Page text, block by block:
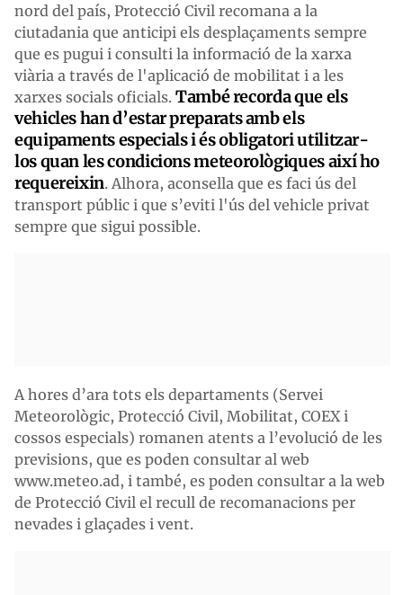
nord del país, Protecció Civil recomana a la
ciutadania que anticipi els desplaçaments sempre
que es pugui i consulti la informació de la xarxa
viària a través de l'aplicació de mobilitat i a les
xarxes socials oficials. També recorda que els
vehicles han d’estar preparats amb els
equipaments especials i és obligatori utilitzar-
los quan les condicions meteorològiques així ho
requereixin. Alhora, aconsella que es faci ús del
transport públic i que s’eviti l'ús del vehicle privat
sempre que sigui possible.
A hores d’ara tots els departaments (Servei
Meteorològic, Protecció Civil, Mobilitat, COEX i
cossos especials) romanen atents a l’evolució de les
previsions, que es poden consultar al web
www.meteo.ad, i també, es poden consultar a la web
de Protecció Civil el recull de recomanacions per
nevades i glaçades i vent.